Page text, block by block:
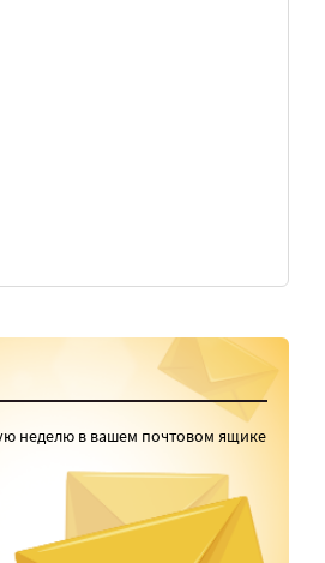
неделю в вашем почтовом ящике